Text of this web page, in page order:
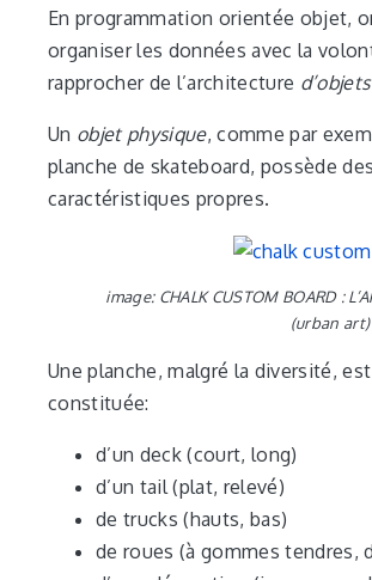
En programmation orientée objet,
organiser les données avec la
rapprocher de l’architecture
Un objet physique, comme par
planche de skateboard, possède des
caractéristiques propres.
image: CHALK CUSTOM BOARD :
(urban art)
Une planche, malgré la diversité,
constituée:
d’un deck (court, long)
d’un tail (plat, relevé)
de trucks (hauts, bas)
de roues (à gommes tendres,